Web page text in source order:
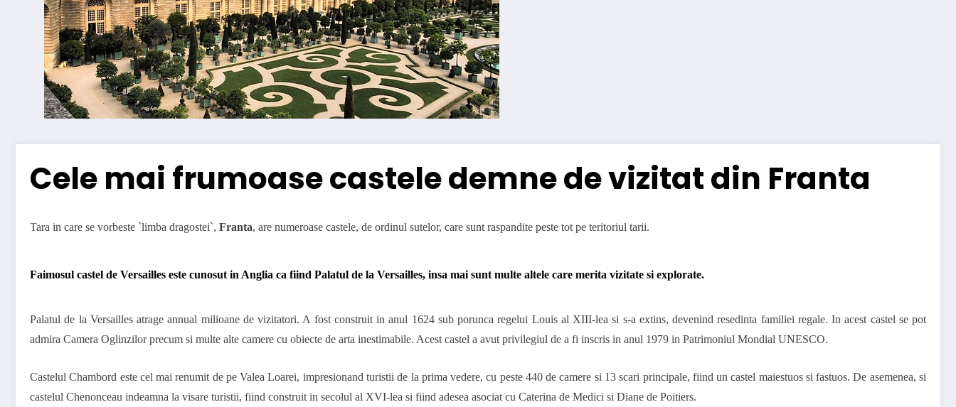
Cele mai frumoase castele demne de vizitat din Franta
Tara in care se vorbeste `limba dragostei`, Franta, are numeroase castele, de ordinul sutelor, care sunt raspandite peste tot pe teritoriul tarii.
Faimosul castel de Versailles este cunosut in Anglia ca fiind Palatul de la Versailles, insa mai sunt multe altele care merita vizitate si explorate.
Palatul de la Versailles atrage annual milioane de vizitatori. A fost construit in anul 1624 sub porunca regelui Louis al XIII-lea si s-a extins, devenind resedinta familiei regale. In acest castel se pot
admira Camera Oglinzilor precum si multe alte camere cu obiecte de arta inestimabile. Acest castel a avut privilegiul de a fi inscris in anul 1979 in Patrimoniul Mondial UNESCO.
Castelul Chambord este cel mai renumit de pe Valea Loarei, impresionand turistii de la prima vedere, cu peste 440 de camere si 13 scari principale, fiind un castel maiestuos si fastuos. De asemenea, si
castelul Chenonceau indeamna la visare turistii, fiind construit in secolul al XVI-lea si fiind adesea asociat cu Caterina de Medici si Diane de Poitiers.